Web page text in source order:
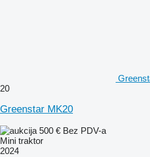
20
Greenstar MK20
500 € Bez PDV-a
Mini traktor
2024